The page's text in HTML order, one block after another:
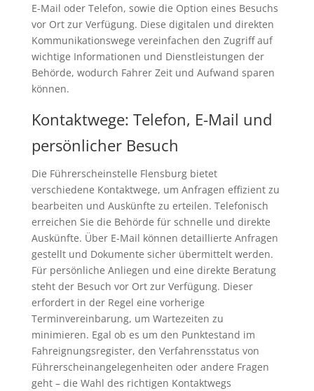
E-Mail oder Telefon, sowie die Option eines Besuchs
vor Ort zur Verfügung. Diese digitalen und direkten
Kommunikationswege vereinfachen den Zugriff auf
wichtige Informationen und Dienstleistungen der
Behörde, wodurch Fahrer Zeit und Aufwand sparen
können.
Kontaktwege: Telefon, E-Mail und
persönlicher Besuch
Die Führerscheinstelle Flensburg bietet
verschiedene Kontaktwege, um Anfragen effizient zu
bearbeiten und Auskünfte zu erteilen. Telefonisch
erreichen Sie die Behörde für schnelle und direkte
Auskünfte. Über E-Mail können detaillierte Anfragen
gestellt und Dokumente sicher übermittelt werden.
Für persönliche Anliegen und eine direkte Beratung
steht der Besuch vor Ort zur Verfügung. Dieser
erfordert in der Regel eine vorherige
Terminvereinbarung, um Wartezeiten zu
minimieren. Egal ob es um den Punktestand im
Fahreignungsregister, den Verfahrensstatus von
Führerscheinangelegenheiten oder andere Fragen
geht – die Wahl des richtigen Kontaktwegs